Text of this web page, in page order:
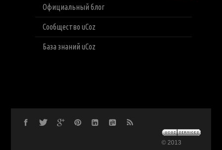
Официальный блог
Сообщество uCoz
База знаний uCoz
© 2013